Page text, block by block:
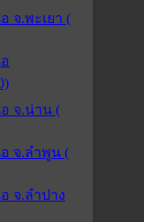
จ.พะเยา (
จ.น่าน (
จ.ลำพูน (
จ.ลำปาง